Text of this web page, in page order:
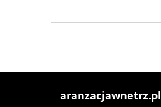
aranzacjawnetrz.pl